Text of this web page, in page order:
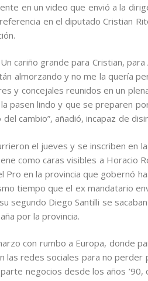
en un video que envió a la
en el diputado Cristian
cariño grande para Cristian,
almorzando y no me la quería
y concejales reunidos en un
pasen lindo y que se preparen
cambio”, añadió, incapaz de
el jueves y se inscriben en
como caras visibles a Horacio
Pro en la provincia que gobernó
tiempo que el ex mandatario
segundo Diego Santilli se
por la provincia.
con rumbo a Europa, donde
las redes sociales para no perder
negocios desde los años